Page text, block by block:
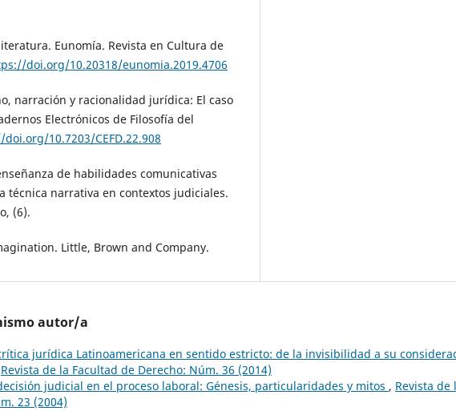
Eunomía. Revista en Cultura de
doi.org/10.20318/eunomia.2019.4706
narración y racionalidad jurídica: El caso
Electrónicos de Filosofía del
10.7203/CEFD.22.908
de habilidades comunicativas
técnica narrativa en contextos judiciales.
(6).
Little, Brown and Company.
autor/a
jurídica Latinoamericana en sentido estricto: de la invisibilidad a su
Revista de la Facultad de Derecho: Núm. 36 (2014)
judicial en el proceso laboral: Génesis, particularidades y mitos , Revista de
23 (2004)